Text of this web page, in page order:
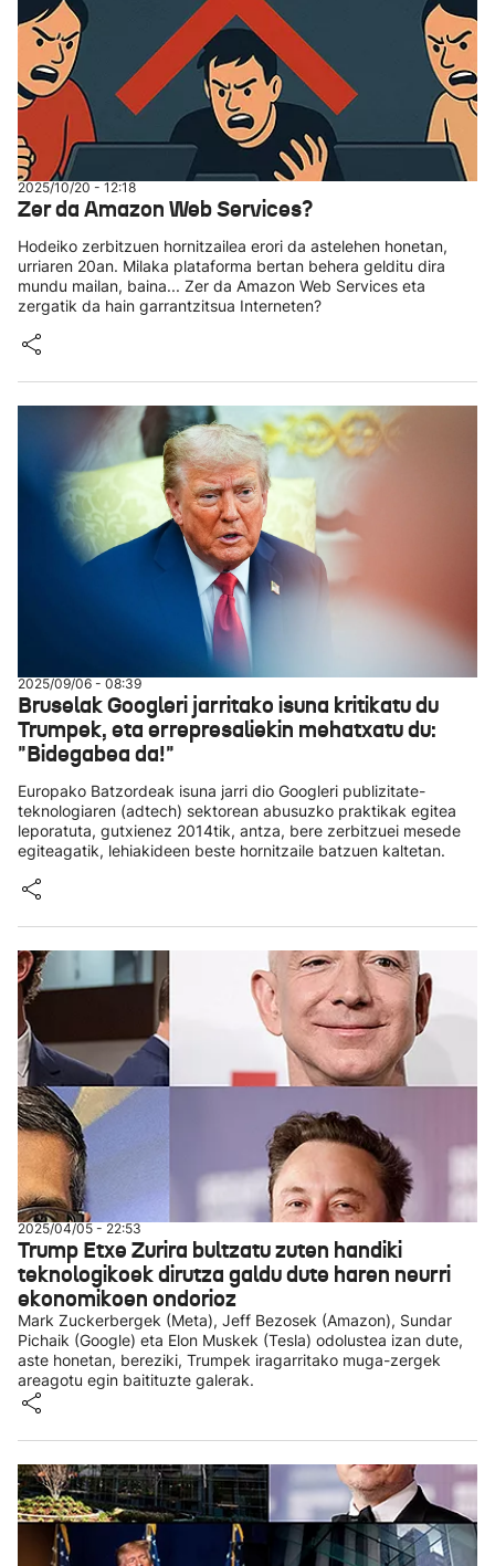
2025/10/20 - 12:18
Zer da Amazon Web Services?
Hodeiko zerbitzuen hornitzailea erori da astelehen honetan,
urriaren 20an. Milaka plataforma bertan behera gelditu dira
mundu mailan, baina... Zer da Amazon Web Services eta
zergatik da hain garrantzitsua Interneten?
2025/09/06 - 08:39
Bruselak Googleri jarritako isuna kritikatu du
Trumpek, eta errepresaliekin mehatxatu du:
"Bidegabea da!"
Europako Batzordeak isuna jarri dio Googleri publizitate-
teknologiaren (adtech) sektorean abusuzko praktikak egitea
leporatuta, gutxienez 2014tik, antza, bere zerbitzuei mesede
egiteagatik, lehiakideen beste hornitzaile batzuen kaltetan.
2025/04/05 - 22:53
Trump Etxe Zurira bultzatu zuten handiki
teknologikoek dirutza galdu dute haren neurri
ekonomikoen ondorioz
Mark Zuckerbergek (Meta), Jeff Bezosek (Amazon), Sundar
Pichaik (Google) eta Elon Muskek (Tesla) odolustea izan dute,
aste honetan, bereziki, Trumpek iragarritako muga-zergek
areagotu egin baitituzte galerak.